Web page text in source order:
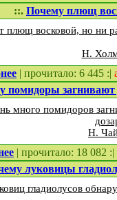
::. Почему плющ
восковой, но ни
Н.
| прочитало: 6 445 :|
помидоры
много помидоров
Н.
| прочитало: 18 082 :|
луковицы
гладиолусов